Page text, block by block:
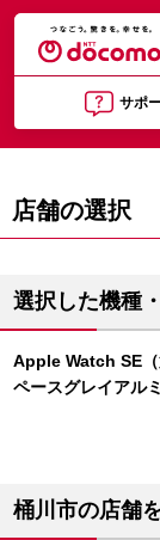
サポ
店舗の選択
選択した機種
Apple Watch SE
ペースグレイアル
桶川市の店舗